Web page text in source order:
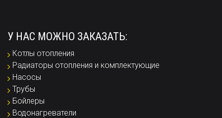
У НАС МОЖНО ЗАКАЗАТЬ:
Котлы отопления
Радиаторы отопления и комплектующие
Насосы
Трубы
Бойлеры
Водонагреватели